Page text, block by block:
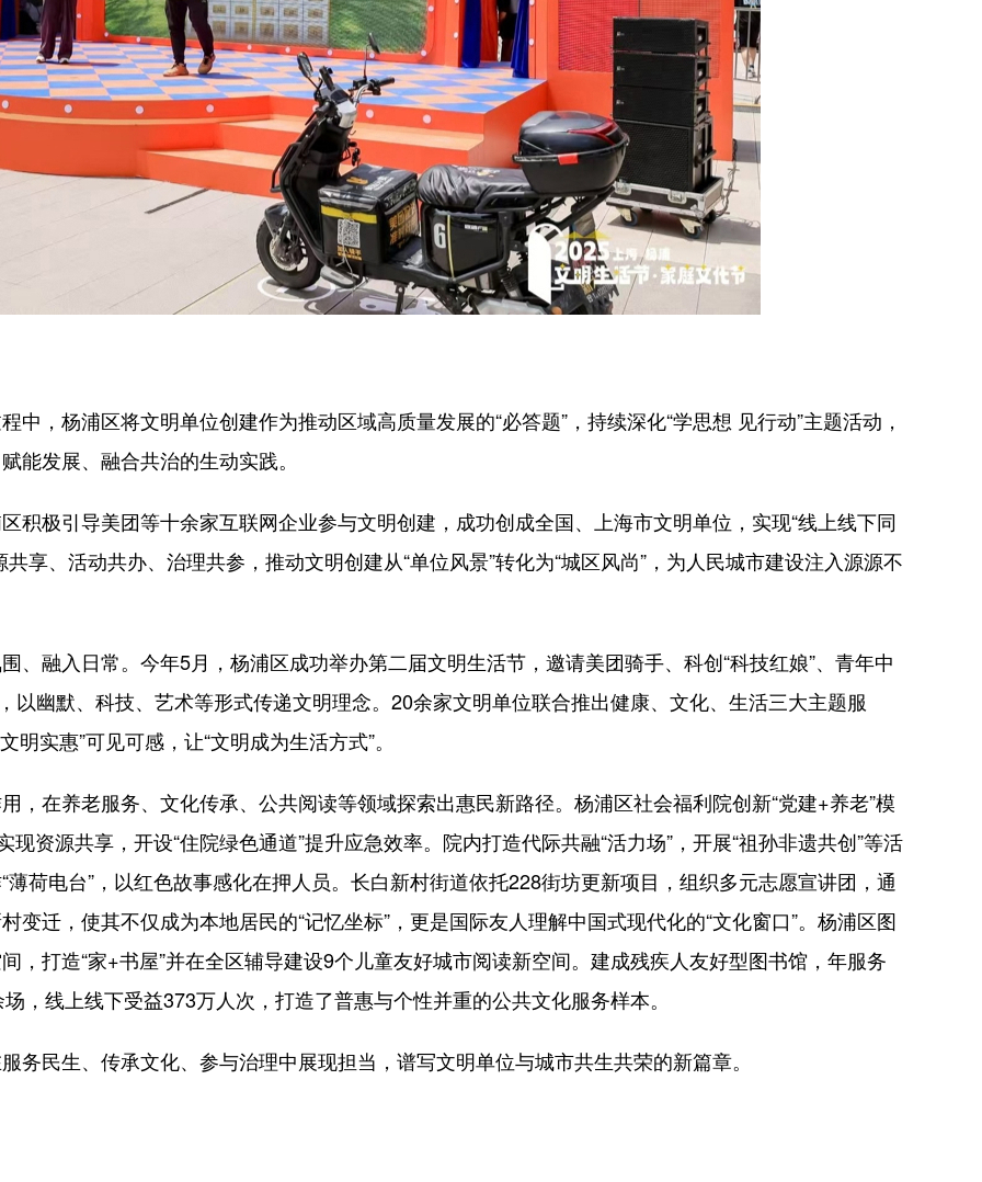
杨浦区将文明单位创建作为推动区域高质量发展的“必答题”，持续深化“学思想 见行动”主题活动，
能发展、融合共治的生动实践。
引导美团等十余家互联网企业参与文明创建，成功创成全国、上海市文明单位，实现“线上线下同
享、活动共办、治理共参，推动文明创建从“单位风景”转化为“城区风尚”，为人民城市建设注入源源不
入日常。今年5月，杨浦区成功举办第二届文明生活节，邀请美团骑手、科创“科技红娘”、青年中
以幽默、科技、艺术等形式传递文明理念。20余家文明单位联合推出健康、文化、生活三大主题服
实惠”可见可感，让“文明成为生活方式”。
养老服务、文化传承、公共阅读等领域探索出惠民新路径。杨浦区社会福利院创新“党建+养老”模
资源共享，开设“住院绿色通道”提升应急效率。院内打造代际共融“活力场”，开展“祖孙非遗共创”等活
荷电台”，以红色故事感化在押人员。长白新村街道依托228街坊更新项目，组织多元志愿宣讲团，通
变迁，使其不仅成为本地居民的“记忆坐标”，更是国际友人理解中国式现代化的“文化窗口”。杨浦区图
，打造“家+书屋”并在全区辅导建设9个儿童友好城市阅读新空间。建成残疾人友好型图书馆，年服务
，线上线下受益373万人次，打造了普惠与个性并重的公共文化服务样本。
生、传承文化、参与治理中展现担当，谱写文明单位与城市共生共荣的新篇章。